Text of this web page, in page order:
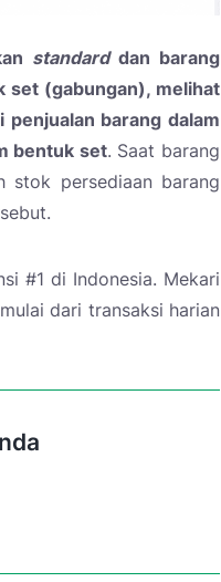
standard dan barang
set (gabungan), melihat
barang dalam
bentuk set. Saat barang
stok persediaan barang
#1 di Indonesia. Mekari
dari transaksi harian